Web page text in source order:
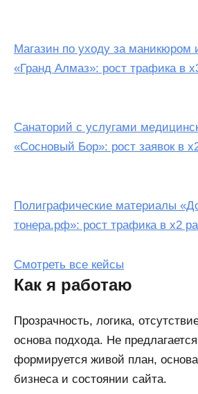
Магазин по уходу за маникюром
«Гранд Алмаз»: рост трафика в
Санаторий c услугами
«Сосновый Бор»: рост заявок в
Полиграфические материалы
тонера.рф»: рост трафика в х2
Смотреть все кейсы
Как я работаю
Прозрачность, логика,
основа подхода. Не предлагается
формируется живой план,
бизнеса и состоянии сайта.